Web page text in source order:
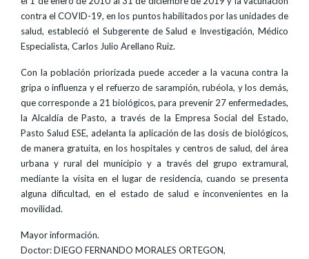
contra el COVID-19, en los puntos habilitados por las unidades de
salud, estableció el Subgerente de Salud e Investigación, Médico
Especialista, Carlos Julio Arellano Ruiz.
Con la población priorizada puede acceder a la vacuna contra la
gripa o influenza y el refuerzo de sarampión, rubéola, y los demás,
que corresponde a 21 biológicos, para prevenir 27 enfermedades,
la Alcaldía de Pasto, a través de la Empresa Social del Estado,
Pasto Salud ESE, adelanta la aplicación de las dosis de biológicos,
de manera gratuita, en los hospitales y centros de salud, del área
urbana y rural del municipio y a través del grupo extramural,
mediante la visita en el lugar de residencia, cuando se presenta
alguna dificultad, en el estado de salud e inconvenientes en la
movilidad.
Mayor información.
Doctor: DIEGO FERNANDO MORALES ORTEGON,